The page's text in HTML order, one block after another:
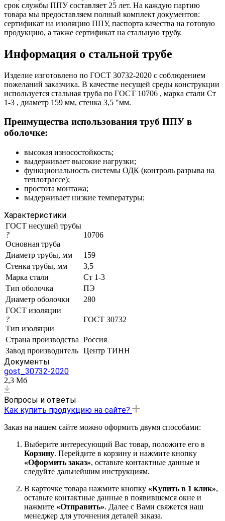
срок службы ППУ составляет 25 лет. На каждую партию
товара мы предоставляем полный комплект документов:
сертификат на изоляцию ППУ, паспорта качества на готовую
продукцию, а также сертификат на стальную трубу.
Информация о стальной трубе
Изделие изготовлено по ГОСТ 30732-2020 с соблюдением
пожеланий заказчика. В качестве несущей среды конструкции
используется стальная труба по ГОСТ 10706 , марка стали Ст
1-3 , диаметр 159 мм, стенка 3,5 "мм.
Преимущества использования труб ППУ в
оболочке:
высокая износостойкость;
выдерживает высокие нагрузки;
функциональность системы ОДК (контроль разрыва на
теплотрассе);
простота монтажа;
выдерживает низкие температуры;
Характеристики
ГОСТ несущей трубы
?
Основная труба
10706
Диаметр трубы, мм
159
Стенка трубы, мм
3,5
Марка стали
Ст 1-3
Тип оболочка
ПЭ
Диаметр оболочки
280
ГОСТ изоляции
?
Тип изоляции
ГОСТ 30732
Страна производства Россия
Завод производитель Центр ТИНН
Документы
gost_30732-2020
2,3 Мб
Вопросы и ответы
Как купить продукцию на сайте?
Заказ на нашем сайте можно оформить двумя способами:
Выберите интересующий Вас товар, положите его в
Корзину. Перейдите в корзину и нажмите кнопку
«Оформить заказ», оставьте контактные данные и
следуйте дальнейшим инструкциям.
В карточке товара нажмите кнопку «Купить в 1 клик»,
оставьте контактные данные в появившемся окне и
нажмите «Отправить». Далее с Вами свяжется наш
менеджер для уточнения деталей заказа.